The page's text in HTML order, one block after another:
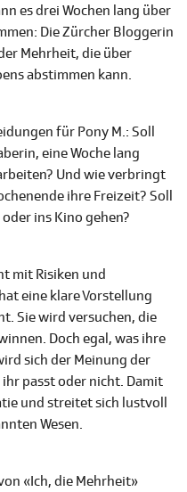
es drei Wochen lang über
Die Zürcher Bloggerin
Mehrheit, die über
abstimmen kann.
für Pony M.: Soll
eine Woche lang
Und wie verbringt
ihre Freizeit? Soll
ins Kino gehen?
mit Risiken und
eine klare Vorstellung
Sie wird versuchen, die
Doch egal, was ihre
sich der Meinung der
passt oder nicht. Damit
und streitet sich lustvoll
Wesen.
«Ich, die Mehrheit»